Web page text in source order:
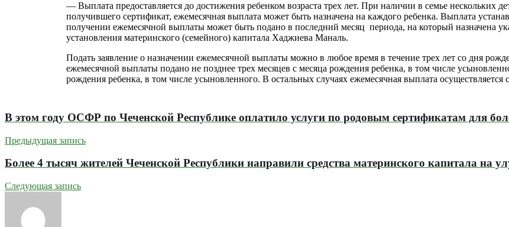
— Выплата предоставляется до достижения ребенком возраста трех лет. При наличии в семье нескольких
получившего сертификат, ежемесячная выплата может быть назначена на каждого ребенка. Выплата
получении ежемесячной выплаты может быть подано в последний месяц периода, на который назначена
установления материнского (семейного) капитала Хаджиева Маналь.
Подать заявление о назначении ежемесячной выплаты можно в любое время в течение трех лет со дня
ежемесячной выплаты подано не позднее трех месяцев с месяца рождения ребенка, в том числе
рождения ребенка, в том числе усыновленного. В остальных случаях ежемесячная выплата осуществляется
В этом году ОСФР по Чеченской Республике оплатило услуги по родовым сертификатам для
Предыдущая запись
Более 4 тысяч жителей Чеченской Республики направили средства материнского капитала на
Следующая запись